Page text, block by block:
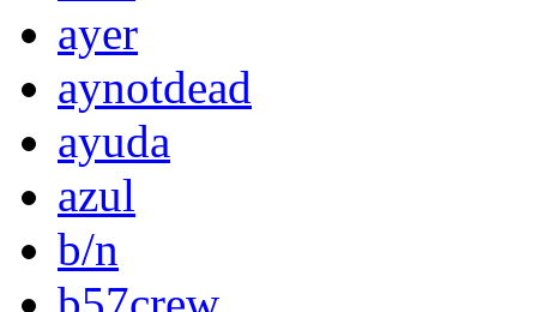
ayer
aynotdead
ayuda
azul
b/n